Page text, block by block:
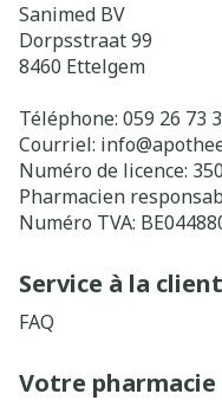
Sanimed BV
Dorpsstraat 99
8460 Ettelgem
Téléphone: 059 26 73
Courriel: info@
Numéro de licence:
Pharmacien
Numéro TVA:
Service à la
FAQ
Votre pharmacie